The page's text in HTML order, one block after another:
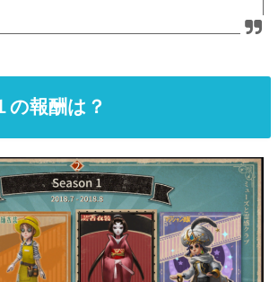
の報酬は？